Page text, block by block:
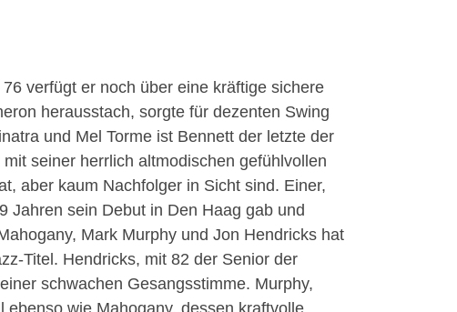
verfügt er noch über eine kräftige sichere
herausstach, sorgte für dezenten Swing
und Mel Torme ist Bennett der letzte der
seiner herrlich altmodischen gefühlvollen
aber kaum Nachfolger in Sicht sind. Einer,
Jahren sein Debut in Den Haag gab und
Mark Murphy und Jon Hendricks hat
Titel. Hendricks, mit 82 der Senior der
schwachen Gesangsstimme. Murphy,
wie Mahogany, dessen kraftvolle